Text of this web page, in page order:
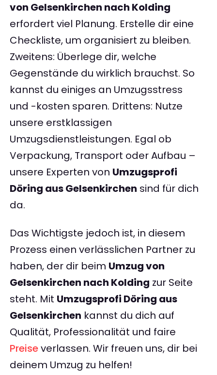
von Gelsenkirchen nach Kolding
erfordert viel Planung. Erstelle dir eine
Checkliste, um organisiert zu bleiben.
Zweitens: Überlege dir, welche
Gegenstände du wirklich brauchst. So
kannst du einiges an Umzugsstress
und -kosten sparen. Drittens: Nutze
unsere erstklassigen
Umzugsdienstleistungen. Egal ob
Verpackung, Transport oder Aufbau –
unsere Experten von Umzugsprofi
Döring aus Gelsenkirchen sind für dich
da.
Das Wichtigste jedoch ist, in diesem
Prozess einen verlässlichen Partner zu
haben, der dir beim Umzug von
Gelsenkirchen nach Kolding zur Seite
steht. Mit Umzugsprofi Döring aus
Gelsenkirchen kannst du dich auf
Qualität, Professionalität und faire
Preiseverlassen. Wir freuen uns, dir bei
deinem Umzug zu helfen!